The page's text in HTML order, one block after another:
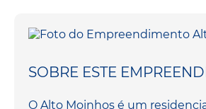
SOBRE ESTE
O Alto Moinhos é um